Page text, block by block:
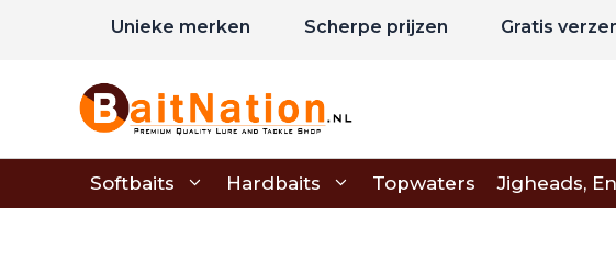
Unieke merken Scherpe prijzen Gratis
Softbaits Hardbaits Topwaters Jigheads,